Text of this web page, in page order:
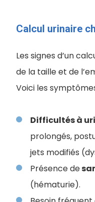
Calcul urinaire
Les signes d’un
de la taille et de
Voici les
Difficultés à
prolongés,
jets modifiés
Présence de
(hématurie).